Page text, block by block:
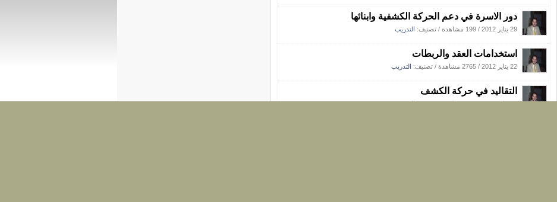
دور الاسرة في دعم الحركة الكشفية وابنائها
29 يناير 2012 / 199 مشاهدة / تصنيف: التدريب
استخدامات العقد والربطات
22 يناير 2012 / 2765 مشاهدة / تصنيف: التدريب
التقاليد في حركة الكشف
22 يناير 2012 /224 مشاهدة / تصنيف:التدريب